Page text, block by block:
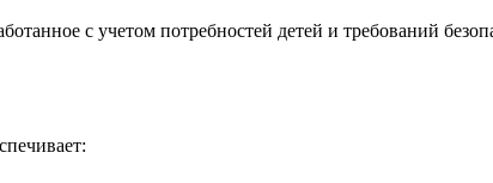
с учетом потребностей детей и требований